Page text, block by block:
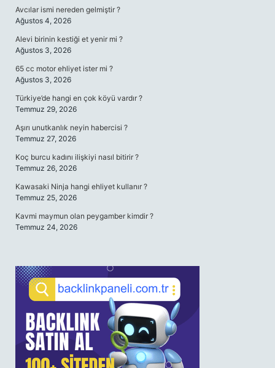
Avcılar ismi nereden gelmiştir ?
Ağustos 4, 2026
Alevi birinin kestiği et yenir mi ?
Ağustos 3, 2026
65 cc motor ehliyet ister mi ?
Ağustos 3, 2026
Türkiye’de hangi en çok köyü vardır ?
Temmuz 29, 2026
Aşırı unutkanlık neyin habercisi ?
Temmuz 27, 2026
Koç burcu kadını ilişkiyi nasıl bitirir ?
Temmuz 26, 2026
Kawasaki Ninja hangi ehliyet kullanır ?
Temmuz 25, 2026
Kavmi maymun olan peygamber kimdir ?
Temmuz 24, 2026